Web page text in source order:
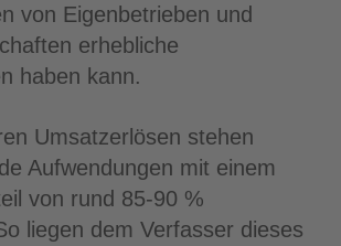
von Eigenbetrieben und
erhebliche
haben kann.
Umsatzerlösen stehen
Aufwendungen mit einem
von rund 85-90 %
liegen dem Verfasser dieses